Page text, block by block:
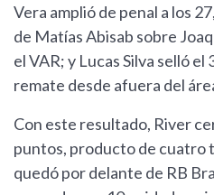
Vera amplió de penal a los
de Matías Abisab sobre
el VAR; y Lucas Silva selló el
remate desde afuera del
Con este resultado, River
puntos, producto de cuatro
quedó por delante de RB